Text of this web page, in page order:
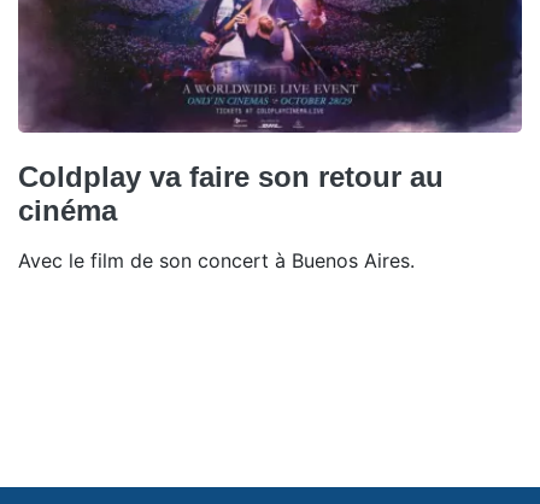
Coldplay va faire son retour au
cinéma
Avec le film de son concert à Buenos Aires.